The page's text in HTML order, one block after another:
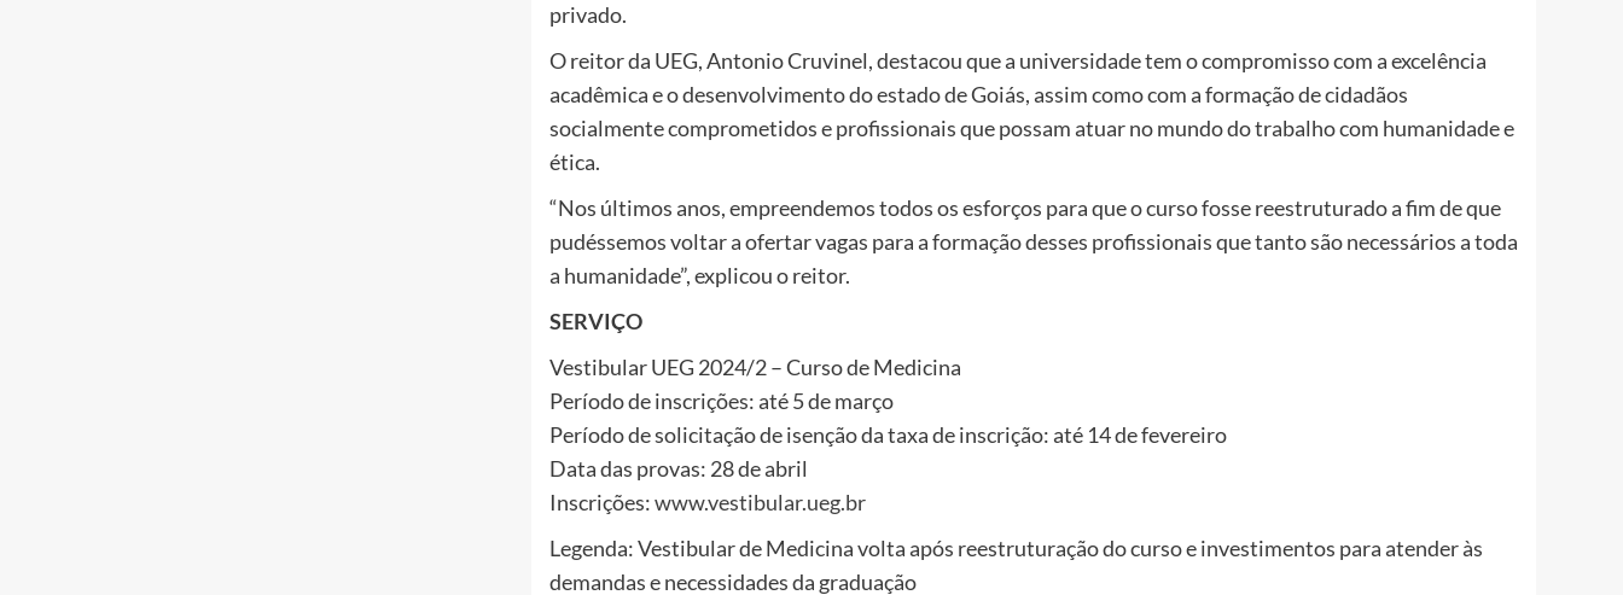
privado.
O reitor da UEG, Antonio Cruvinel, destacou que a universidade tem o compromisso com a excelência
acadêmica e o desenvolvimento do estado de Goiás, assim como com a formação de cidadãos
socialmente comprometidos e profissionais que possam atuar no mundo do trabalho com humanidade e
ética.
“Nos últimos anos, empreendemos todos os esforços para que o curso fosse reestruturado a fim de que
pudéssemos voltar a ofertar vagas para a formação desses profissionais que tanto são necessários a toda
a humanidade”, explicou o reitor.
SERVIÇO
Vestibular UEG 2024/2 – Curso de Medicina
Período de inscrições: até 5 de março
Período de solicitação de isenção da taxa de inscrição: até 14 de fevereiro
Data das provas: 28 de abril
Inscrições:www.vestibular.ueg.br
Legenda: Vestibular de Medicina volta após reestruturação do curso e investimentos para atender às
demandas e necessidades da graduação